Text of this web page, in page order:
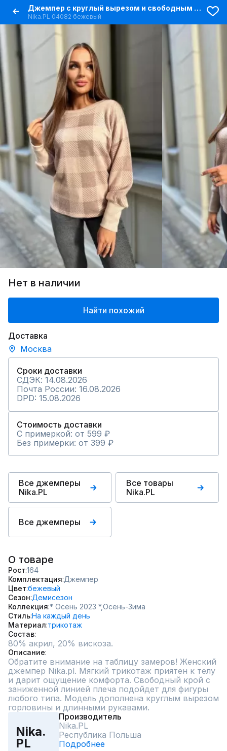
Джемпер с круглый вырезом и свободным кройом
Nika.PL 04082 бежевый
Нет в наличии
Найти похожий
Доставка
Москва
Сроки доставки
СДЭК: 14.08.2026
Почта России: 16.08.2026
DPD: 15.08.2026
Стоимость доставки
С примеркой: от 599 ₽
Без примерки: от 399 ₽
Все джемперы
Nika.PL
Все товары
Nika.PL
Все джемперы
О товаре
Рост 164
Комплектация Джемпер
Цвет бежевый
Сезон Демисезон
Коллекция * Осень 2023 *,Осень-Зима
СтильНа каждый день
Материал трикотаж
Состав
80% акрил, 20% вискоза.
Описание
Обратите внимание на таблицу замеров! Женский
джемпер Nika.pl. Мягкий трикотаж приятен к телу
и дарит ощущение комфорта. Свободный крой с
заниженной линией плеча подойдет для фигуры
любого типа. Модель дополнена круглым вырезом
горловины и длинными рукавами.
Nika.
PL
Производитель
Nika.PL
Республика Польша
Подробнее